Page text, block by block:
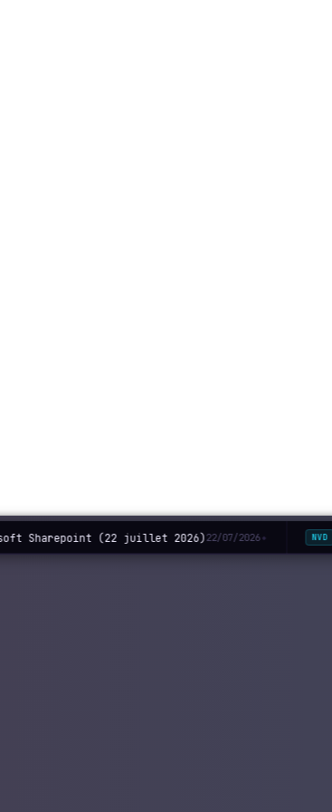
Sharepoint (22 juillet 2026)22/07/2026 ◆ NVD